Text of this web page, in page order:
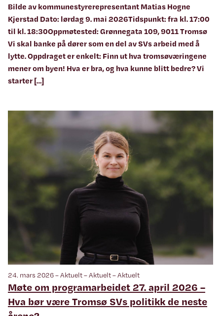
Bilde av kommunestyrerepresentant Matias Hogne
Kjerstad Dato: lørdag 9. mai 2026Tidspunkt: fra kl. 17:00
til kl. 18:30Oppmøtested: Grønnegata 109, 9011 Tromsø
Vi skal banke på dører som en del av SVs arbeid med å
lytte. Oppdraget er enkelt: Finn ut hva tromsøværingene
mener om byen! Hva er bra, og hva kunne blitt bedre? Vi
starter […]
24. mars 2026 – Aktuelt – Aktuelt – Aktuelt
Møte om programarbeidet 27. april 2026 –
Hva bør være Tromsø SVs politikk de neste